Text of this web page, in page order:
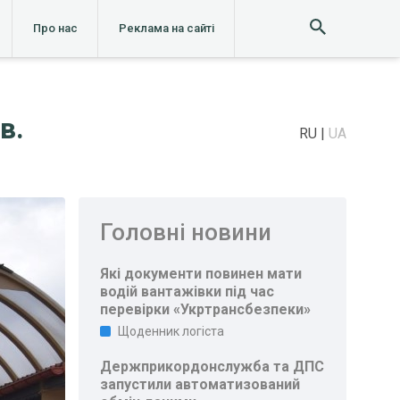
Про нас Реклама на сайті
RU UA
Головні новини
Які документи повинен мати
водій вантажівки під час
перевірки «Укртрансбезпеки»
Щоденник логіста
Держприкордонслужба та ДПС
запустили автоматизований